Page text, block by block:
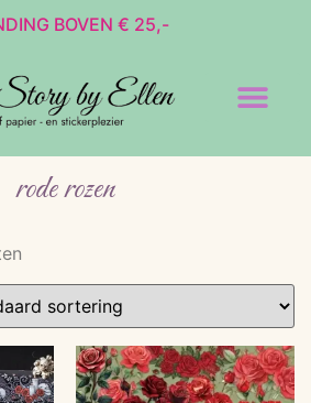
BOVEN € 25,-
rode rozen